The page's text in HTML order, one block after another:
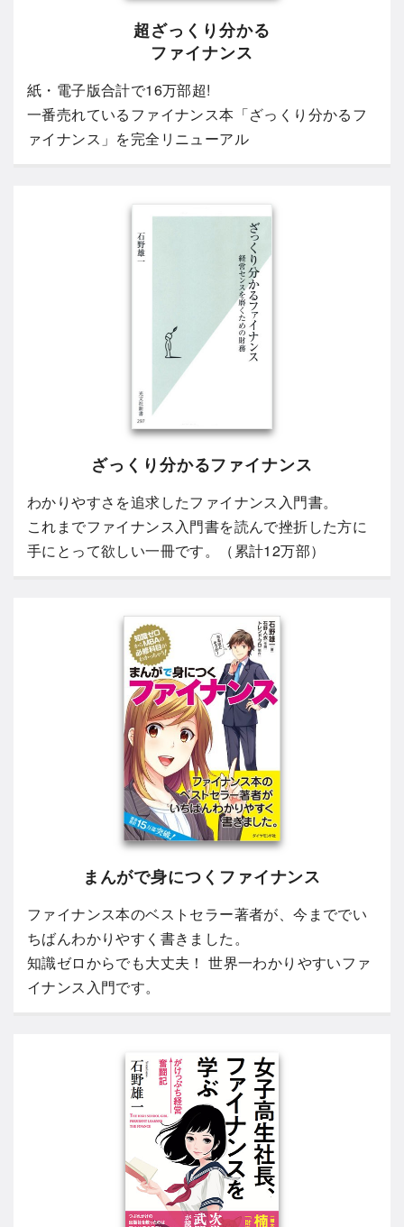
超ざっくり分かる
ファイナンス
紙・電子版合計で16万部超!
一番売れているファイナンス本「ざっくり分かるフ
ァイナンス」を完全リニューアル
ざっくり分かるファイナンス
わかりやすさを追求したファイナンス入門書。
これまでファイナンス入門書を読んで挫折した方に
手にとって欲しい一冊です。（累計12万部）
まんがで身につくファイナンス
ファイナンス本のベストセラー著者が、今まででい
ちばんわかりやすく書きました。
知識ゼロからでも大丈夫！ 世界一わかりやすいファ
イナンス入門です。